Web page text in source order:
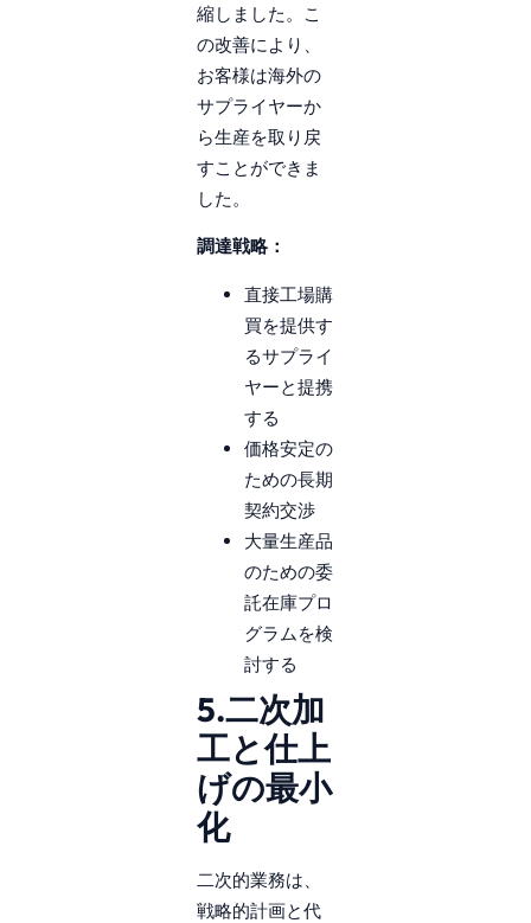
縮しました。こ
の改善により、
お客様は海外の
サプライヤーか
ら生産を取り戻
すことができま
した。
調達戦略：
直接工場購
買を提供す
るサプライ
ヤーと提携
する
価格安定の
ための長期
契約交渉
大量生産品
のための委
託在庫プロ
グラムを検
討する
5.二次加
工と仕上
げの最小
化
二次的業務は、
戦略的計画と代